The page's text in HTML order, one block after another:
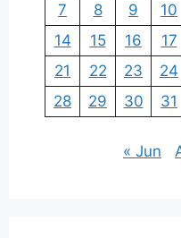
7
8 9 10
14
15 16 17
21
22 23 24
28
29 30 31
« Jun